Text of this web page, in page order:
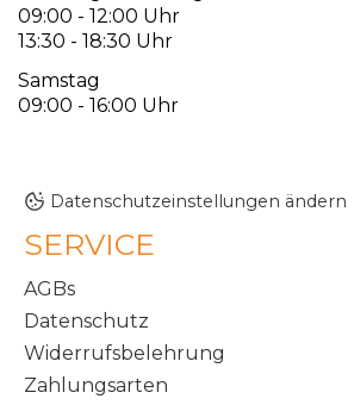
09:00 - 12:00 Uhr
13:30 - 18:30 Uhr
Samstag
09:00 - 16:00 Uhr
Datenschutzeinstellungen ändern
SERVICE
AGBs
Datenschutz
Widerrufsbelehrung
Zahlungsarten